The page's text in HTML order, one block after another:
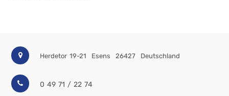
Herdetor 19-21 Esens 26427 Deutschland
0 49 71 / 22 74